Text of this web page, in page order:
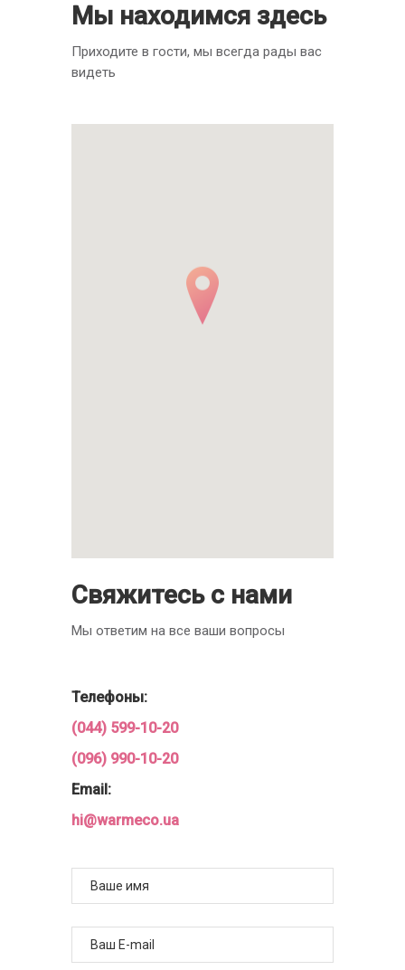
Мы находимся здесь
Приходите в гости, мы всегда рады вас
видеть
Свяжитесь с нами
Мы ответим на все ваши вопросы
Телефоны:
(044) 599-10-20
(096) 990-10-20
Email:
hi@warmeco.ua